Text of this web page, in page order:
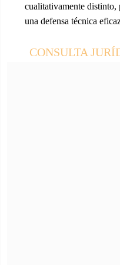
cualitativamente distinto,
una defensa técnica
CONSULTA